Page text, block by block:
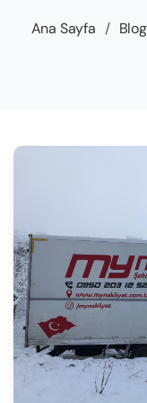
Ana Sayfa / Blog